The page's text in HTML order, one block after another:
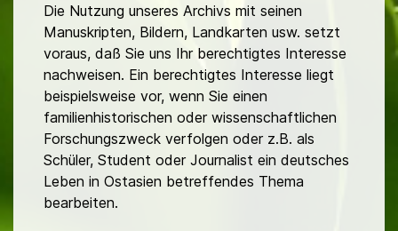
Die Nutzung unseres Archivs mit seinen
Manuskripten, Bildern, Landkarten usw. setzt
voraus, daß Sie uns Ihr berechtigtes Interesse
nachweisen. Ein berechtigtes Interesse liegt
beispielsweise vor, wenn Sie einen
familienhistorischen oder wissenschaftlichen
Forschungszweck verfolgen oder z.B. als
Schüler, Student oder Journalist ein deutsches
Leben in Ostasien betreffendes Thema
bearbeiten.